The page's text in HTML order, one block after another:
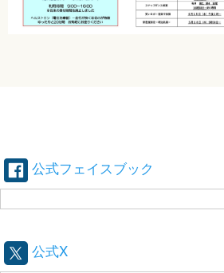
公式フェイスブック
公式X